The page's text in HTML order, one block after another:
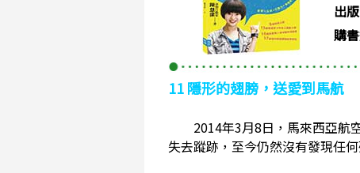
出
購
11 隱形的翅膀，送愛到馬航
2014年3月8日，馬來西亞航空
失去蹤跡，至今仍然沒有發現任